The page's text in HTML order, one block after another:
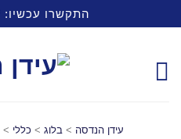
התקשרו עכשיו: 052-6490-492
עידן הנדסה > בלוג > כללי >